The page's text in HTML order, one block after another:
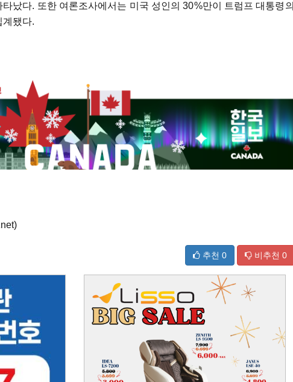
났다. 또한 여론조사에서는 미국 성인의 30%만이 트럼프 대통령의
계됐다.
추천 0 비추천 0